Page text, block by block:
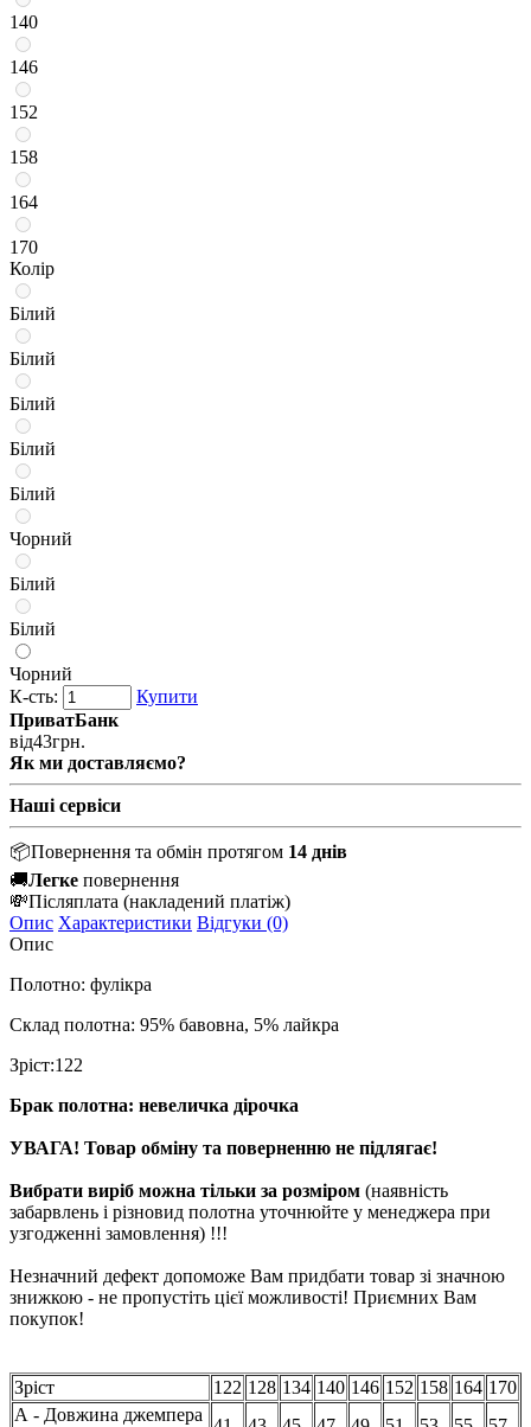
140
146
152
158
164
170
Колір
Білий
Білий
Білий
Білий
Білий
Чорний
Білий
Білий
Чорний
К-сть:
Купити
ПриватБанк
від43грн.
Як ми доставляємо?
Наші сервіси
📦Повернення та обмін протягом 14 днів
🚚Легке повернення
💸Післяплата (накладений платіж)
Опис Характеристики Відгуки (0)
Опис
Полотно: фулікра
Склад полотна: 95% бавовна, 5% лайкра
Зріст:122
Брак полотна: невеличка дірочка
УВАГА! Товар обміну та поверненню не підлягає!
Вибрати виріб можна тільки за розміром (наявність
забарвлень і різновид полотна уточнюйте у менеджера при
узгодженні замовлення) !!!
Незначний дефект допоможе Вам придбати товар зі значною
знижкою - не пропустіть цієї можливості! Приємних Вам
покупок!
Зріст 122 128 134 140 146 152 158 164 170
А - Довжина джемпера